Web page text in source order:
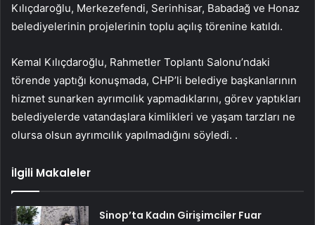
Kılıçdaroğlu, Merkezefendi, Serinhisar, Babadağ ve Honaz
belediyelerinin projelerinin toplu açılış törenine katıldı.
Kemal Kılıçdaroğlu, Rahmetler Toplantı Salonu’ndaki
törende yaptığı konuşmada, CHP’li belediye başkanlarının
hizmet sunarken ayrımcılık yapmadıklarını, görev yaptıkları
belediyelerde vatandaşlara kimlikleri ve yaşam tarzları ne
olursa olsun ayrımcılık yapılmadığını söyledi. .
İlgili Makaleler
Sinop’ta Kadın Girişimciler Fuar